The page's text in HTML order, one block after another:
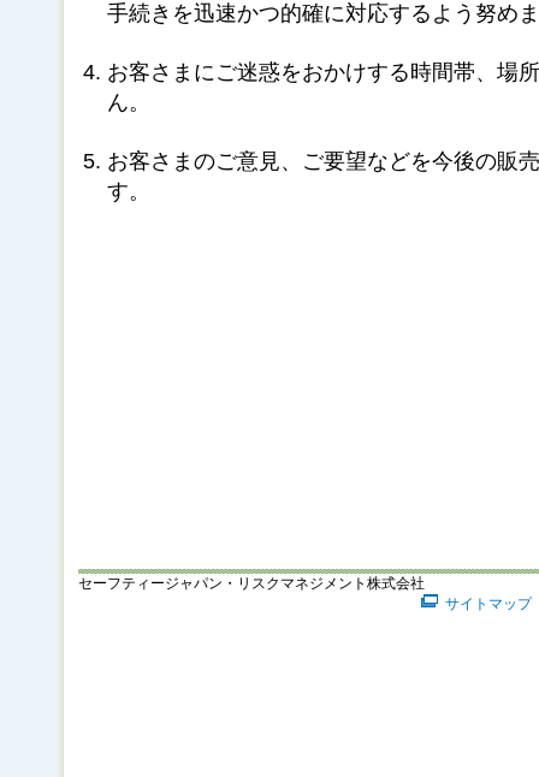
手続きを迅速かつ的確に対応するよう努め
お客さまにご迷惑をおかけする時間帯、場
ん。
お客さまのご意見、ご要望などを今後の販
す。
セーフティージャパン・リスクマネジメント株式会社
サイトマップ